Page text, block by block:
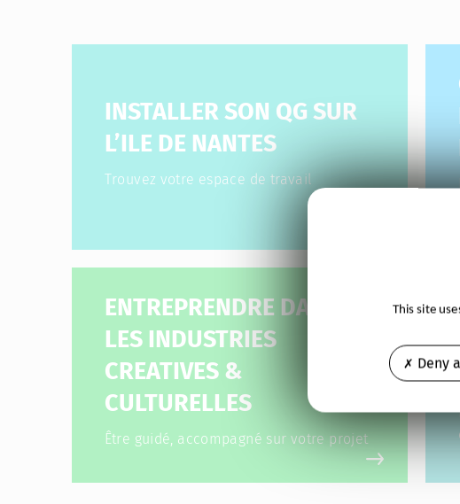
INSTALLER SON QG SUR
L’ILE DE NANTES
Trouvez votre espace de travail
ENTREPRENDRE DANS
LES INDUSTRIES
CREATIVES &
CULTURELLES
Être guidé, accompagné sur votre projet
This site
Deny